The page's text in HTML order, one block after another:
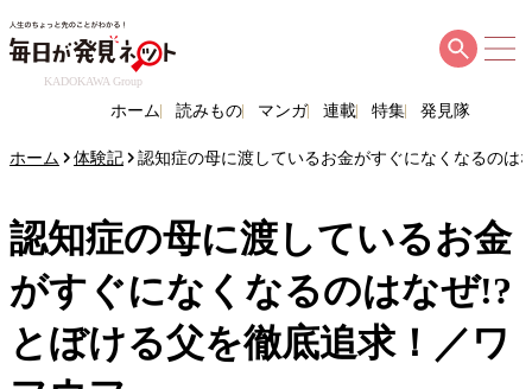
KADOKAWA Group
ホーム 読みもの マンガ 連載 特集 発見隊
ホーム 体験記 認知症の母に渡しているお金がすぐになくなるのは
認知症の母に渡しているお金
がすぐになくなるのはなぜ!?
とぼける父を徹底追求！／ワ